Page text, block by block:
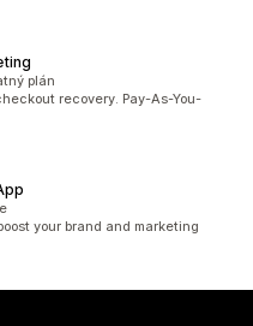
plán
recovery. Pay-As-You-
your brand and marketing